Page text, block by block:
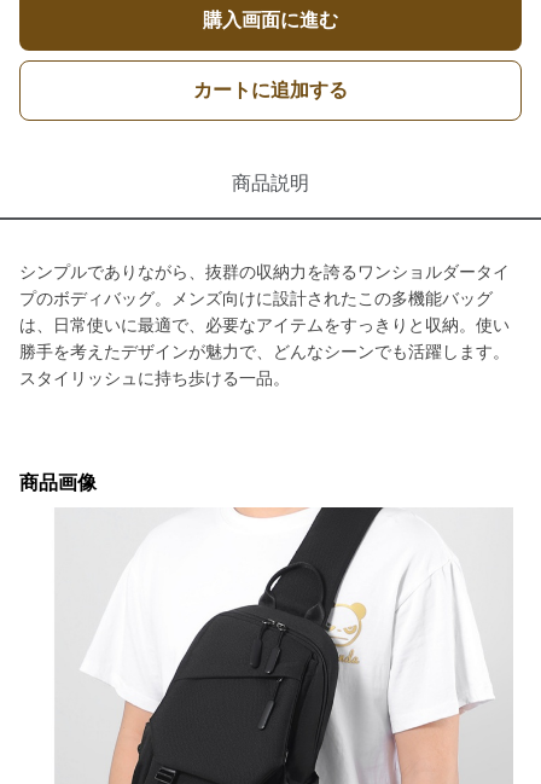
購入画面に進む
カートに追加する
商品説明
シンプルでありながら、抜群の収納力を誇るワンショルダータイ
プのボディバッグ。メンズ向けに設計されたこの多機能バッグ
は、日常使いに最適で、必要なアイテムをすっきりと収納。使い
勝手を考えたデザインが魅力で、どんなシーンでも活躍します。
スタイリッシュに持ち歩ける一品。
商品画像